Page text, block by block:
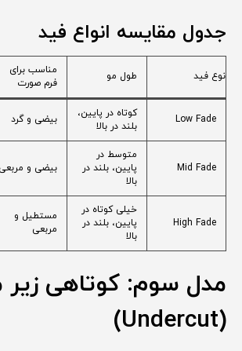
جدول مقایسه انواع فید
نوع فید طول مو
مناسب برای
فرم صورت
Low Fade
کوتاه در پایین،
بلند در بالا
بیضی و گرد
Mid Fade
متوسط در
پایین، بلند در
بالا
بیضی و مربعی
High Fade
خیلی کوتاه در
پایین، بلند در
بالا
مستطیل و
مربعی
مدل سوم: کوتاهی زیر
(Undercut)